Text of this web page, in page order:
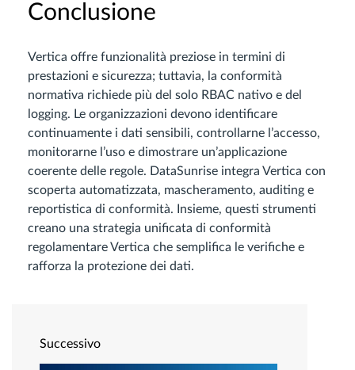
Conclusione
Vertica offre funzionalità preziose in termini di
prestazioni e sicurezza; tuttavia, la conformità
normativa richiede più del solo RBAC nativo e del
logging. Le organizzazioni devono identificare
continuamente i dati sensibili, controllarne l’accesso,
monitorarne l’uso e dimostrare un’applicazione
coerente delle regole. DataSunrise integra Vertica con
scoperta automatizzata, mascheramento, auditing e
reportistica di conformità. Insieme, questi strumenti
creano una strategia unificata di conformità
regolamentare Vertica che semplifica le verifiche e
rafforza la protezione dei dati.
Successivo